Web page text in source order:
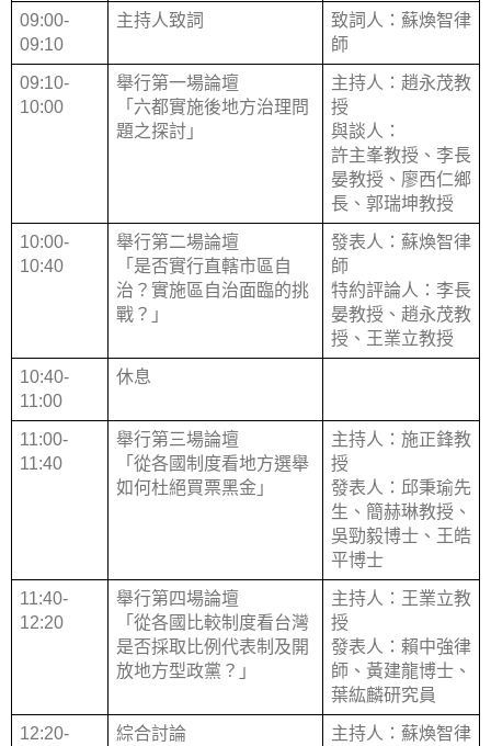
09:00-
09:10
主持人致詞
致詞人：蘇煥智律
師
09:10-
10:00
舉行第一場論壇
「六都實施後地方治理問
題之探討」
主持人：趙永茂教
授
與談人：
許主峯教授、李長
晏教授、廖西仁鄉
長、郭瑞坤教授
10:00-
10:40
舉行第二場論壇
「是否實行直轄市區自
治？實施區自治面臨的挑
戰？」
發表人：蘇煥智律
師
特約評論人：李長
晏教授、趙永茂教
授、王業立教授
10:40-
11:00
休息
11:00-
11:40
舉行第三場論壇
「從各國制度看地方選舉
如何杜絕買票黑金」
主持人：施正鋒教
授
發表人：邱秉瑜先
生、簡赫琳教授、
吳勁毅博士、王皓
平博士
11:40-
12:20
舉行第四場論壇
「從各國比較制度看台灣
是否採取比例代表制及開
放地方型政黨？」
主持人：王業立教
授
發表人：賴中強律
師、黃建龍博士、
葉紘麟研究員
12:20-
綜合討論
主持人：蘇煥智律